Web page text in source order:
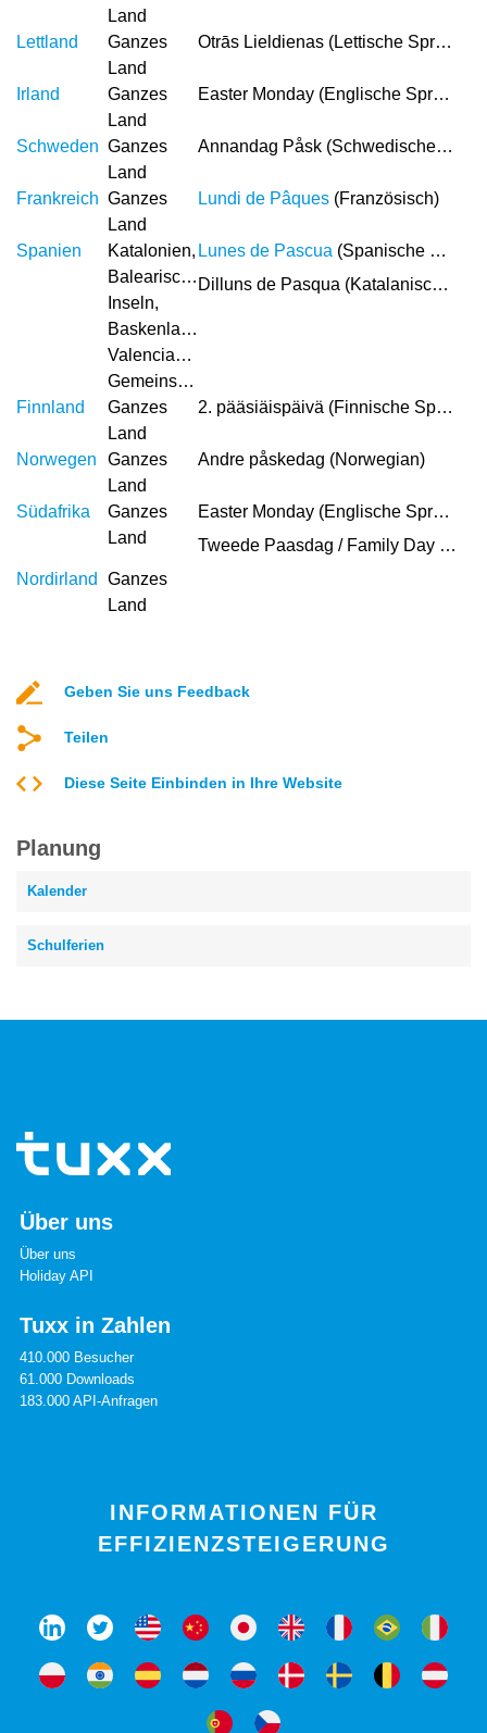
Land
Lettland
Ganzes
Land
Otrās Lieldienas (Lettische Sprache)
Irland
Ganzes
Land
Easter Monday (Englische Sprache)
Schweden Ganzes
Land
Annandag Påsk (Schwedische Sprache)
Frankreich Ganzes
Land
Lundi de Pâques (Französisch)
Spanien
Katalonien,
Balearische
Inseln,
Baskenland,
Valencianische
Gemeinschaft
Lunes de Pascua (Spanische Sprache)
Dilluns de Pasqua (Katalanische Sprache)
Finnland
Ganzes
Land
2. pääsiäispäivä (Finnische Sprache)
Norwegen
Ganzes
Land
Andre påskedag (Norwegian)
Südafrika
Ganzes
Land
Easter Monday (Englische Sprache)
Tweede Paasdag / Family Day (Afrikaans)
Nordirland
Ganzes
Land
Geben Sie uns Feedback
Teilen
Diese Seite Einbinden in Ihre Website
Planung
Kalender
Schulferien
Über uns
Über uns
Holiday API
Tuxx in Zahlen
410.000 Besucher
61.000 Downloads
183.000 API-Anfragen
INFORMATIONEN FÜR
EFFIZIENZSTEIGERUNG